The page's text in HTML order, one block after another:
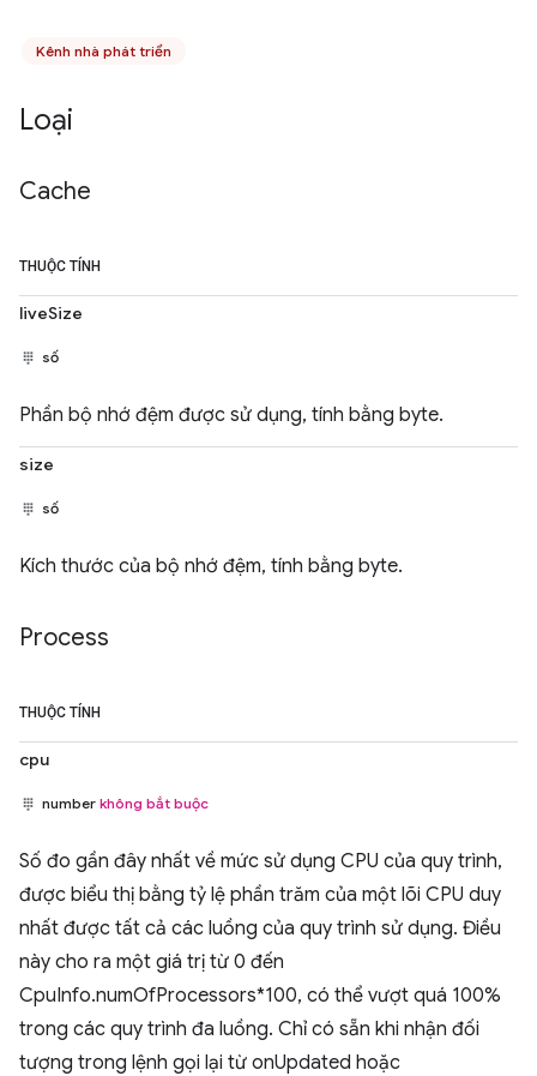
Kênh nhà phát triển
Loại
Cache
THUỘC TÍNH
liveSize
số
Phần bộ nhớ đệm được sử dụng, tính bằng byte.
size
số
Kích thước của bộ nhớ đệm, tính bằng byte.
Process
THUỘC TÍNH
cpu
number không bắt buộc
Số đo gần đây nhất về mức sử dụng CPU của quy trình,
được biểu thị bằng tỷ lệ phần trăm của một lõi CPU duy
nhất được tất cả các luồng của quy trình sử dụng. Điều
này cho ra một giá trị từ 0 đến
CpuInfo.numOfProcessors*100, có thể vượt quá 100%
trong các quy trình đa luồng. Chỉ có sẵn khi nhận đối
tượng trong lệnh gọi lại từ onUpdated hoặc